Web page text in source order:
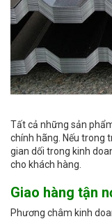
Tất cả những sản
chính hãng. Nếu trong
gian dối trong kinh
cho khách hàng.
Giao hàng tận
Phương châm kinh